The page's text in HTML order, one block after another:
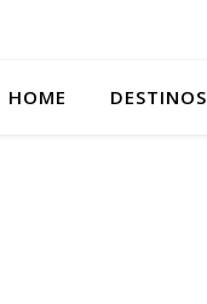
HOME DESTINOS